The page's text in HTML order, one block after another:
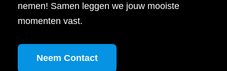
nemen! Samen leggen we jouw mooiste
momenten vast.
Neem Contact